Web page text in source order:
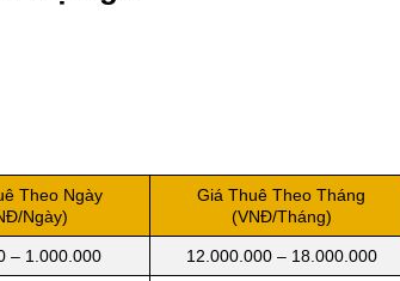
Theo Ngày
Ngày)
Giá Thuê Theo Tháng
(VNĐ/Tháng)
– 1.000.000 12.000.000 – 18.000.000